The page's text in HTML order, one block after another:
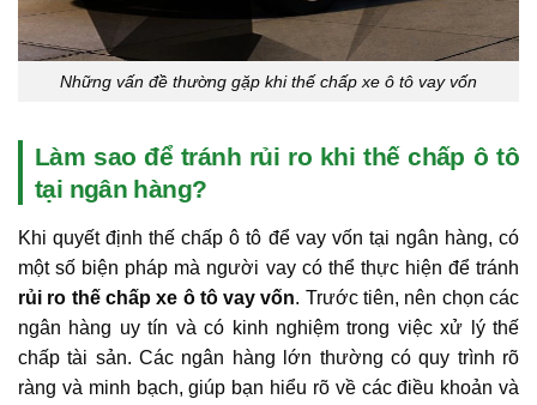
Những vấn đề thường gặp khi thế chấp xe ô tô vay vốn
Làm sao để tránh rủi ro khi thế chấp ô tô
tại ngân hàng?
Khi quyết định thế chấp ô tô để vay vốn tại ngân hàng, có
một số biện pháp mà người vay có thể thực hiện để tránh
rủi ro thế chấp xe ô tô vay vốn. Trước tiên, nên chọn các
ngân hàng uy tín và có kinh nghiệm trong việc xử lý thế
chấp tài sản. Các ngân hàng lớn thường có quy trình rõ
ràng và minh bạch, giúp bạn hiểu rõ về các điều khoản và